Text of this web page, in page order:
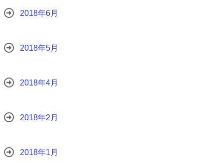
2018年6月
2018年5月
2018年4月
2018年2月
2018年1月